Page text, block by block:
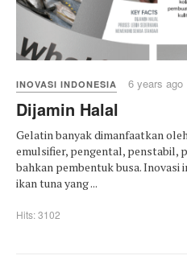
INOVASI INDONESIA 6 years ago
Dijamin Halal
Gelatin banyak dimanfaatkan
emulsifier, pengental, penstabil,
bahkan pembentuk busa.
ikan tuna yang ...
Hits: 3102